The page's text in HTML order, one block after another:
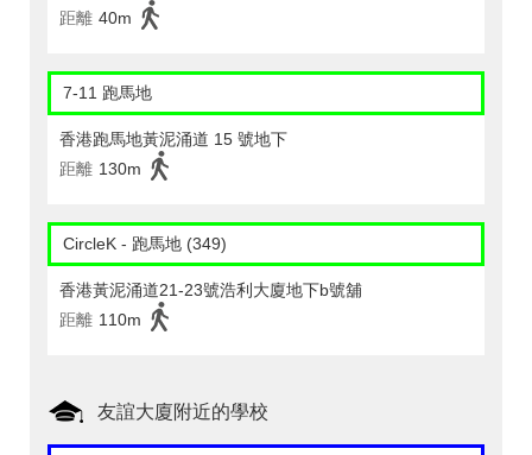
距離 40m
7-11 跑馬地
香港跑馬地黃泥涌道 15 號地下
距離 130m
CircleK - 跑馬地 (349)
香港黃泥涌道21-23號浩利大廈地下b號舖
距離 110m
友誼大廈附近的學校